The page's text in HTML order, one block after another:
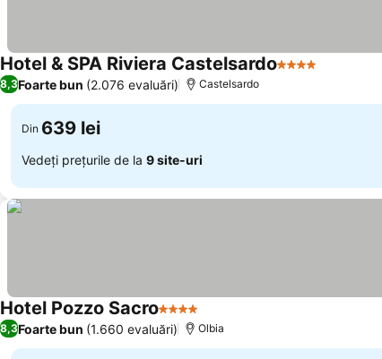
Hotel & SPA Riviera Castelsardo4 Stele
8,3Foarte bun (2.076 evaluări) Castelsardo
Din 639 lei
Vedeți prețurile de la 9 site-uri
Hotel Pozzo Sacro4 Stele
8,3Foarte bun (1.660 evaluări) Olbia